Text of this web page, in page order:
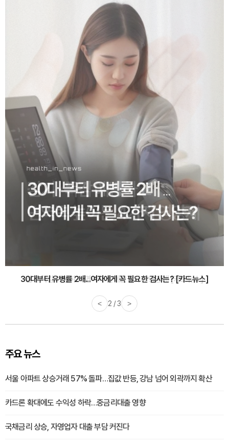
감기·독감 예방하고 면역력 높이는 4가지 영양제 [카드뉴스]
< 3 / 3 >
주요 뉴스
서울 아파트 상승거래 57% 돌파…집값 반등, 강남 넘어 외곽까지 확산
카드론 확대에도 수익성 하락…중금리대출 영향
국채금리 상승, 자영업자 대출 부담 커진다